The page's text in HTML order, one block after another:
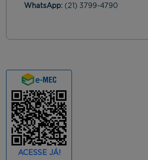
WhatsApp: (21) 3799-4790
ACESSE JÁ!